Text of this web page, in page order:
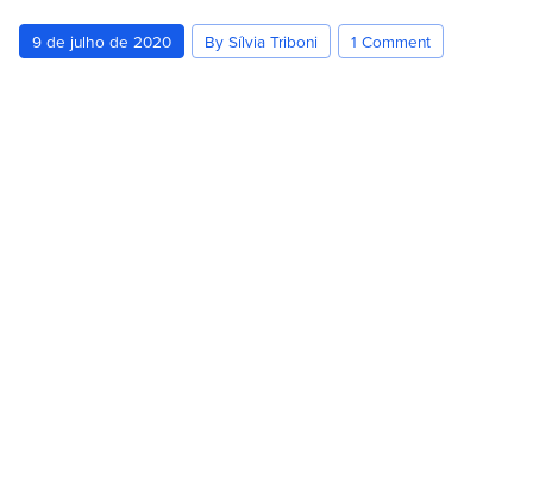
9 de julho de 2020 By Sílvia Triboni 1 Comment